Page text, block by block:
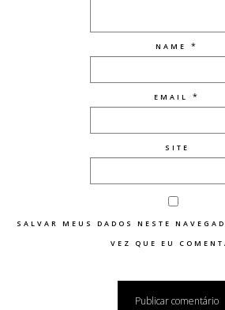
NAME *
EMAIL *
SITE
SALVAR MEUS DADOS NESTE
VEZ QUE EU